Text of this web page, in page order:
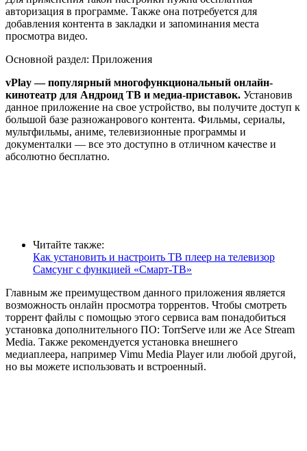
авторизация в программе. Также она потребуется для
добавления контента в закладки и запоминания места
просмотра видео.
Основной раздел: Приложения
vPlay — популярный многофункциональный онлайн-
кинотеатр для Андроид ТВ и медиа-приставок. Установив
данное приложение на свое устройство, вы получите доступ к
большой базе разножанрового контента. Фильмы, сериалы,
мультфильмы, аниме, телевизионные программы и
документалки — все это доступно в отличном качестве и
абсолютно бесплатно.
Читайте также:
Как установить и настроить ТВ плеер на телевизор
Самсунг с функцией «Смарт-ТВ»
Главным же преимуществом данного приложения является
возможность онлайн просмотра торрентов. Чтобы смотреть
торрент файлы с помощью этого сервиса вам понадобиться
установка дополнительного ПО: TorrServe или же Ace Stream
Media. Также рекомендуется установка внешнего
медиаплеера, например Vimu Media Player или любой другой,
но вы можете использовать и встроенный.